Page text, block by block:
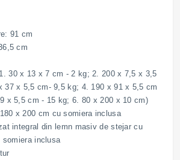
91 cm
cm
30 x 13 x 7 cm - 2 kg; 2. 200 x 7,5 x 3,5
37 x 5,5 cm- 9,5 kg; 4. 190 x 91 x 5,5 cm
x 5,5 cm - 15 kg; 6. 80 x 200 x 10 cm)
x 200 cm cu somiera inclusa
integral din lemn masiv de stejar cu
inclusa